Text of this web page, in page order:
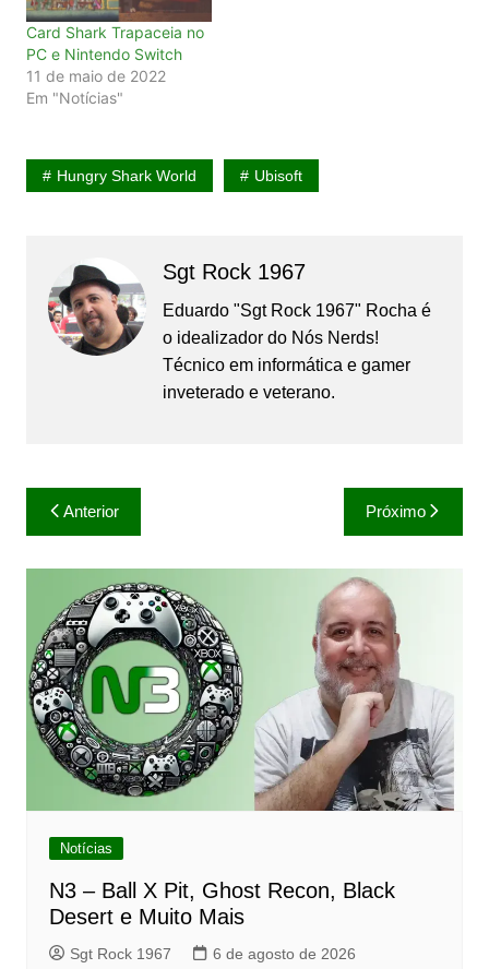
Card Shark Trapaceia no
PC e Nintendo Switch
11 de maio de 2022
Em "Notícias"
Hungry Shark World Ubisoft
Sgt Rock 1967
Eduardo "Sgt Rock 1967" Rocha é
o idealizador do Nós Nerds!
Técnico em informática e gamer
inveterado e veterano.
Navegação
de
Post
Anterior Próximo
Notícias
N3 – Ball X Pit, Ghost Recon, Black
Desert e Muito Mais
Sgt Rock 1967 6 de agosto de 2026